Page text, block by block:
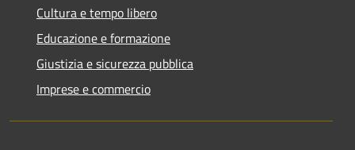
Cultura e tempo libero
Educazione e formazione
Giustizia e sicurezza pubblica
Imprese e commercio